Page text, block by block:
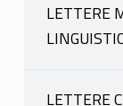
LETTERE
LETTERE